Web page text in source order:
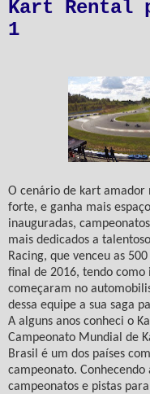
Kart Rental
1
O cenário de kart amador
forte, e ganha mais
inauguradas,
mais dedicados a
Racing, que venceu as
final de 2016, tendo
começaram no
dessa equipe a sua saga
A alguns anos conheci o
Campeonato Mundial de
Brasil é um dos países
campeonato.
campeonatos e pistas